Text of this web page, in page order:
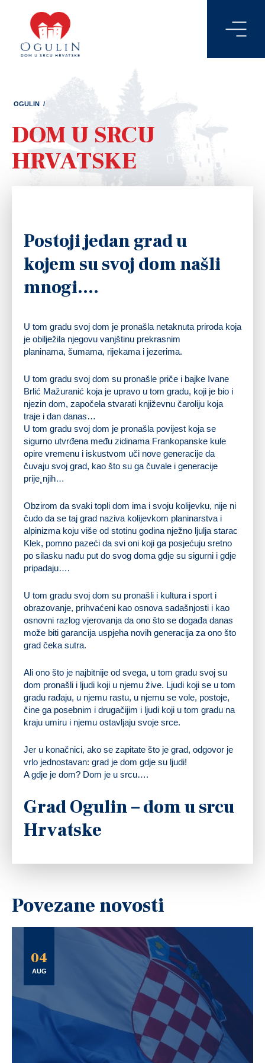
OGULIN /
DOM U SRCU
HRVATSKE
Postoji jedan grad u
kojem su svoj dom našli
mnogi….
U tom gradu svoj dom je pronašla netaknuta priroda koja
je obilježila njegovu vanjštinu prekrasnim
planinama, šumama, rijekama i jezerima.
U tom gradu svoj dom su pronašle priče i bajke Ivane
Brlić Mažuranić koja je upravo u tom gradu, koji je bio i
njezin dom, započela stvarati književnu čaroliju koja
traje i dan danas…
U tom gradu svoj dom je pronašla povijest koja se
sigurno utvrđena među zidinama Frankopanske kule
opire vremenu i iskustvom uči nove generacije da
čuvaju svoj grad, kao što su ga čuvale i generacije
prije¸njih…
Obzirom da svaki topli dom ima i svoju kolijevku, nije ni
čudo da se taj grad naziva kolijevkom planinarstva i
alpinizma koju više od stotinu godina nježno ljulja starac
Klek, pomno pazeći da svi oni koji ga posjećuju sretno
po silasku nađu put do svog doma gdje su sigurni i gdje
pripadaju….
U tom gradu svoj dom su pronašli i kultura i sport i
obrazovanje, prihvaćeni kao osnova sadašnjosti i kao
osnovni razlog vjerovanja da ono što se događa danas
može biti garancija uspjeha novih generacija za ono što
grad čeka sutra.
Ali ono što je najbitnije od svega, u tom gradu svoj su
dom pronašli i ljudi koji u njemu žive. Ljudi koji se u tom
gradu rađaju, u njemu rastu, u njemu se vole, postoje,
čine ga posebnim i drugačijim i ljudi koji u tom gradu na
kraju umiru i njemu ostavljaju svoje srce.
Jer u konačnici, ako se zapitate što je grad, odgovor je
vrlo jednostavan: grad je dom gdje su ljudi!
A gdje je dom? Dom je u srcu….
Grad Ogulin – dom u srcu
Hrvatske
Povezane novosti
04
AUG